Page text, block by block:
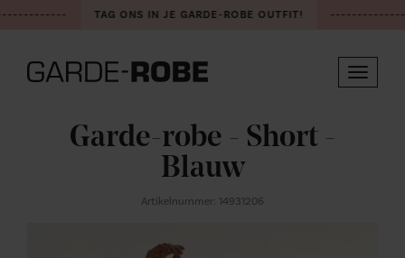
TAG ONS IN JE GARDE-ROBE OUTFIT!
Toggle
Garde-robe - Short -
Blauw
Artikelnummer: 14931206